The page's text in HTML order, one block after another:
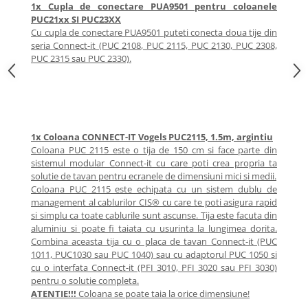
Dulapuri si Cuiere
Mobilier Scolar
Banci Sali Clasa
Scaune Scolare
Catedre si mese
Mobilier Universitar
Pupitre Seminarii
Scaune si Fotolii
Catedre,Mese,Birouri
Mobilier Laboratoare
Materiale Didactice
Materiale Didactice si Jocuri
Prescolari
1x Cupla de conectare PUA9501 pentru coloanele
PUC21xx SI PUC23XX
Cu cupla de conectare PUA9501 puteti conecta doua tije din
seria Connect-it (PUC 2108, PUC 2115, PUC 2130, PUC 2308,
PUC 2315 sau PUC 2330).
1x Coloana CONNECT-IT Vogels PUC2115, 1.5m, argintiu
Coloana PUC 2115 este o tija de 150 cm si face parte din
sistemul modular Connect-it cu care poti crea propria ta
solutie de tavan pentru ecranele de dimensiuni mici si medii.
Coloana PUC 2115 este echipata cu un sistem dublu de
management al cablurilor CIS® cu care te poti asigura rapid
si simplu ca toate cablurile sunt ascunse. Tija este facuta din
aluminiu si poate fi taiata cu usurinta la lungimea dorita.
Combina aceasta tija cu o placa de tavan Connect-it (PUC
1011, PUC1030 sau PUC 1040) sau cu adaptorul PUC 1050 si
cu o interfata Connect-it (PFI 3010, PFI 3020 sau PFI 3030)
pentru o solutie completa.
ATENTIE!!! Coloana se poate taia la orice dimensiune!